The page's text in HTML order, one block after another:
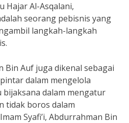
Hajar Al-Asqalani,
seorang pebisnis yang
langkah-langkah
Bin Auf juga dikenal sebagai
dalam mengelola
bijaksana dalam mengatur
tidak boros dalam
Syafi’i, Abdurrahman Bin